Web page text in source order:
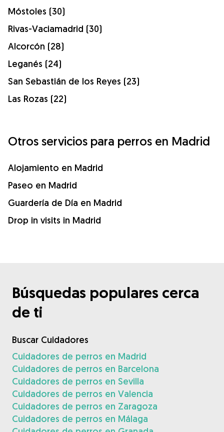
Móstoles (30)
Rivas-Vaciamadrid (30)
Alcorcón (28)
Leganés (24)
San Sebastián de los Reyes (23)
Las Rozas (22)
Otros servicios para perros en Madrid
Alojamiento en Madrid
Paseo en Madrid
Guardería de Día en Madrid
Drop in visits in Madrid
Búsquedas populares cerca
de ti
Buscar Cuidadores
Cuidadores de perros en Madrid
Cuidadores de perros en Barcelona
Cuidadores de perros en Sevilla
Cuidadores de perros en Valencia
Cuidadores de perros en Zaragoza
Cuidadores de perros en Málaga